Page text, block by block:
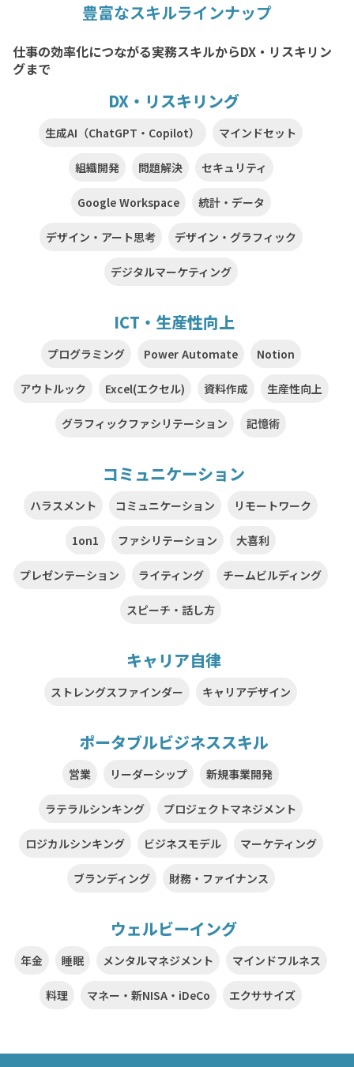
豊富なスキルラインナップ
仕事の効率化につながる実務スキルからDX・リスキリン
グまで
DX・リスキリング
生成AI（ChatGPT・Copilot） マインドセット
組織開発 問題解決 セキュリティ
Google Workspace 統計・データ
デザイン・アート思考 デザイン・グラフィック
デジタルマーケティング
ICT・生産性向上
プログラミング Power Automate Notion
アウトルック Excel(エクセル) 資料作成 生産性向上
グラフィックファシリテーション 記憶術
コミュニケーション
ハラスメント コミュニケーション リモートワーク
1on1 ファシリテーション 大喜利
プレゼンテーション ライティング チームビルディング
スピーチ・話し方
キャリア自律
ストレングスファインダー キャリアデザイン
ポータブルビジネススキル
営業 リーダーシップ 新規事業開発
ラテラルシンキング プロジェクトマネジメント
ロジカルシンキング ビジネスモデル マーケティング
ブランディング 財務・ファイナンス
ウェルビーイング
年金 睡眠 メンタルマネジメント マインドフルネス
料理 マネー・新NISA・iDeCo エクササイズ